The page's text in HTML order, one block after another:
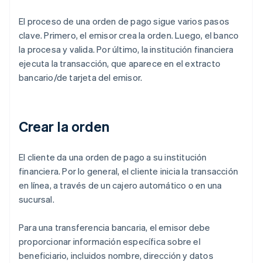
El proceso de una orden de pago sigue varios pasos
clave. Primero, el emisor crea la orden. Luego, el banco
la procesa y valida. Por último, la institución financiera
ejecuta la transacción, que aparece en el extracto
bancario/de tarjeta del emisor.
Crear la orden
El cliente da una orden de pago a su institución
financiera. Por lo general, el cliente inicia la transacción
en línea, a través de un cajero automático o en una
sucursal.
Para una transferencia bancaria, el emisor debe
proporcionar información específica sobre el
beneficiario, incluidos nombre, dirección y datos